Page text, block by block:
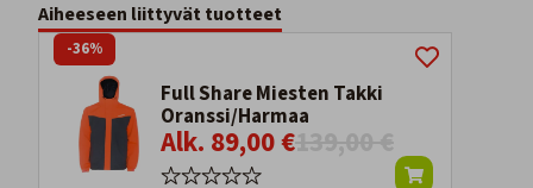
Aiheeseen liittyvät tuotteet
Full Share Miesten Takki
Oranssi/Harmaa
Alk. 89,00 €139,00 €
-36%